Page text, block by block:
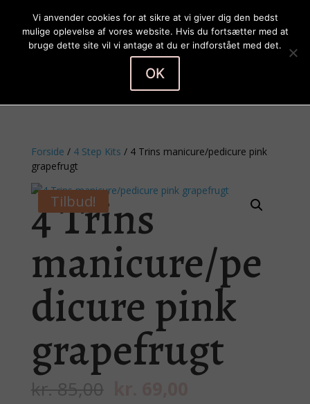
Forside / 4 Step Kits / 4 Trins manicure/pedicure pink
grapefrugt
Tilbud!
4 Trins
manicure/pe
dicure pink
grapefrugt
kr.85,00
Vi anvender cookies for at sikre at vi giver dig den bedst
mulige oplevelse af vores website. Hvis du fortsætter med at
bruge dette site vil vi antage at du er indforstået med det.
OK